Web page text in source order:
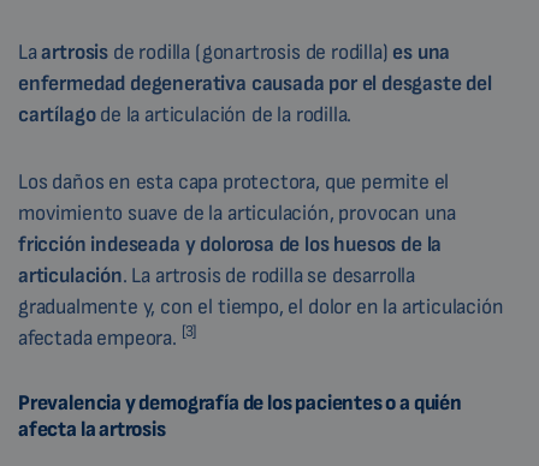
Laartrosis de rodilla (gonartrosis de rodilla) es una
enfermedad degenerativa causada por el desgaste del
cartílagode la articulación de la rodilla.
Los daños en esta capa protectora, que permite el
movimiento suave de la articulación, provocan una
fricción indeseada y dolorosa de los huesos de la
articulación. La artrosis de rodilla se desarrolla
gradualmente y, con el tiempo, el dolor en la articulación
afectada empeora. [3]
Prevalencia y demografía de los pacientes o a quién
afecta la artrosis